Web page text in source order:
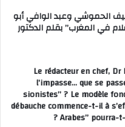
الحموشي وعبد الوافي أبو
في المغرب” بقلم الدكتور
Le rédacteur en chef,
l’impasse… que se
sionistes” ? Le modèle
débauche commence-t-il à
Arabes” pourra-